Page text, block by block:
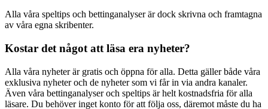
Alla våra speltips och bettinganalyser är dock skrivna och framtagna
av våra egna skribenter.
Kostar det något att läsa era nyheter?
Alla våra nyheter är gratis och öppna för alla. Detta gäller både våra
exklusiva nyheter och de nyheter som vi får in via andra kanaler.
Även våra bettinganalyser och speltips är helt kostnadsfria för alla
läsare. Du behöver inget konto för att följa oss, däremot måste du ha